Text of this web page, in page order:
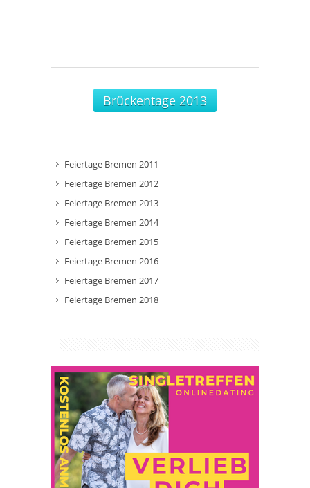
Brückentage 2013
Feiertage Bremen 2011
Feiertage Bremen 2012
Feiertage Bremen 2013
Feiertage Bremen 2014
Feiertage Bremen 2015
Feiertage Bremen 2016
Feiertage Bremen 2017
Feiertage Bremen 2018